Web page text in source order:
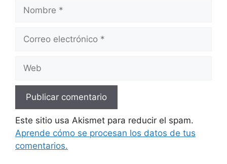
electrónico
Este sitio usa Akismet para reducir el spam.
Aprende cómo se procesan los datos de tus
comentarios.